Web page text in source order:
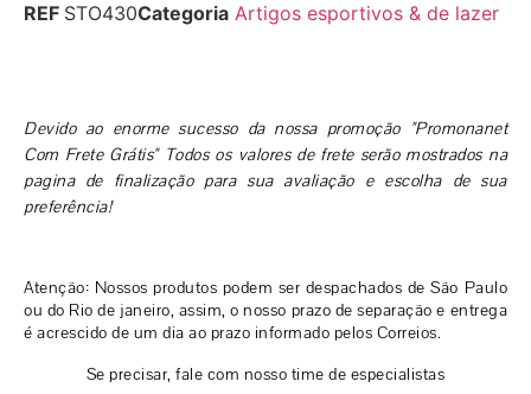
REF STO430Categoria Artigos esportivos & de lazer
Devido ao enorme sucesso da nossa promoção "Promonanet
Com Frete Grátis" Todos os valores de frete serão mostrados na
pagina de finalização para sua avaliação e escolha de sua
preferência!
Atenção: Nossos produtos podem ser despachados de São Paulo
ou do Rio de janeiro, assim, o nosso prazo de separação e entrega
é acrescido de um dia ao prazo informado pelos Correios.
Se precisar, fale com nosso time de especialistas